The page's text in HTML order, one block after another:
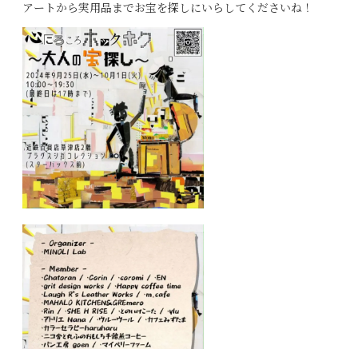
アートから実用品までお宝を探しにいらしてくださいね！